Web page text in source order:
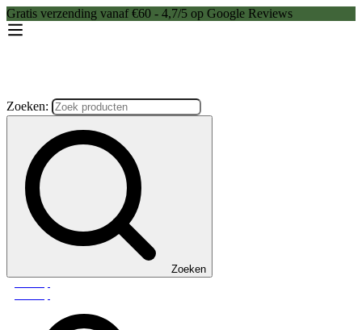
Gratis verzending vanaf €60 - 4,7/5 op Google Reviews
Zoeken:
Zoeken